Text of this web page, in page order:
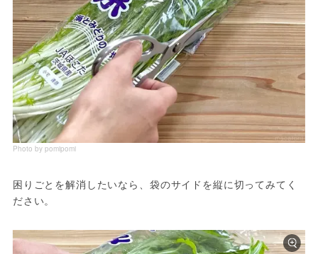
Photo by pomipomi
困りごとを解消したいなら、袋のサイドを縦に切ってみてく
ださい。